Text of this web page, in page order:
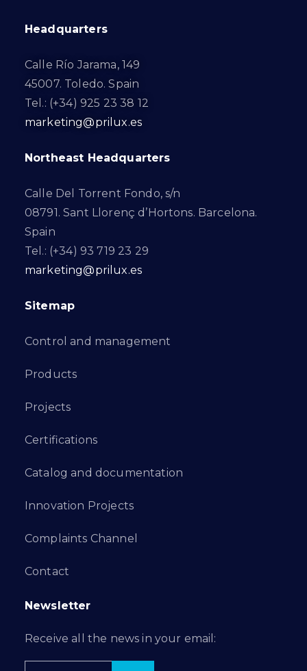
Headquarters
Calle Río Jarama, 149
45007. Toledo. Spain
Tel.: (+34) 925 23 38 12
marketing@prilux.es
Northeast Headquarters
Calle Del Torrent Fondo, s/n
08791. Sant Llorenç d’Hortons. Barcelona.
Spain
Tel.: (+34) 93 719 23 29
marketing@prilux.es
Sitemap
Control and management
Products
Projects
Certifications
Catalog and documentation
Innovation Projects
Complaints Channel
Contact
Newsletter
Receive all the news in your email: